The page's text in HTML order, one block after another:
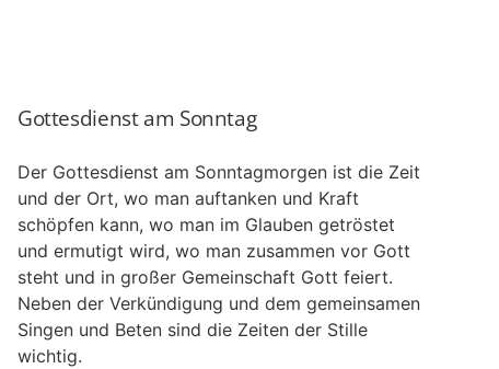
Gottesdienst am Sonntag
Der Gottesdienst am Sonntagmorgen ist die Zeit
und der Ort, wo man auftanken und Kraft
schöpfen kann, wo man im Glauben getröstet
und ermutigt wird, wo man zusammen vor Gott
steht und in großer Gemeinschaft Gott feiert.
Neben der Verkündigung und dem gemeinsamen
Singen und Beten sind die Zeiten der Stille
wichtig.